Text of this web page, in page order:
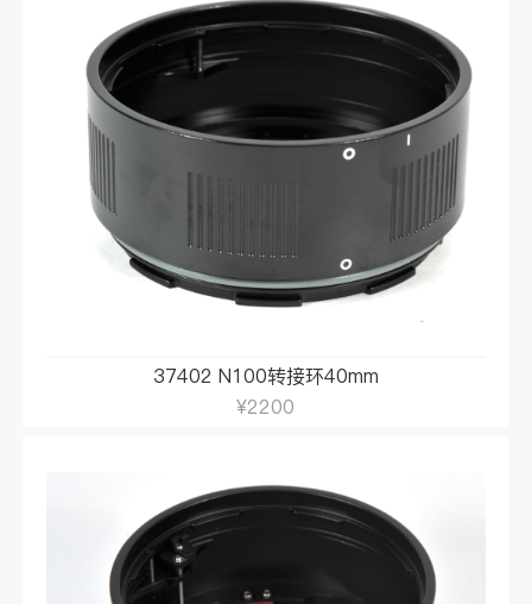
37402 N100转接环40mm
¥2200